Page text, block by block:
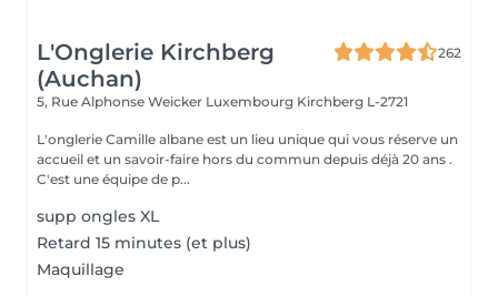
L'Onglerie Kirchberg
(Auchan)
262
5, Rue Alphonse Weicker Luxembourg Kirchberg L-2721
L'onglerie Camille albane est un lieu unique qui vous réserve un
accueil et un savoir-faire hors du commun depuis déjà 20 ans .
C'est une équipe de p...
supp ongles XL
Retard 15 minutes (et plus)
Maquillage